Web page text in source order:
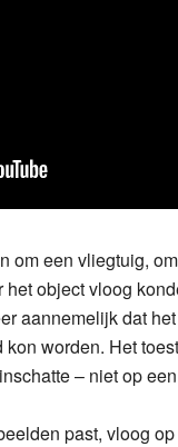
om een vliegtuig,
object vloog
aannemelijk dat
worden. Het
– niet op
past, vloog